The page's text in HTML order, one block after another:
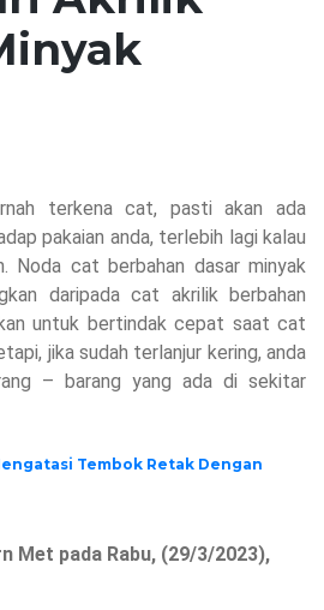
terkena cat, pasti akan ada
pakaian anda, terlebih lagi kalau
Noda cat berbahan dasar minyak
daripada cat akrilik berbahan
untuk bertindak cepat saat cat
jika sudah terlanjur kering, anda
– barang yang ada di sekitar
Tembok Retak Dengan
Met pada Rabu, (29/3/2023),